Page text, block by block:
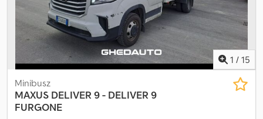
1 / 15
Minibusz
MAXUS DELIVER 9 - DELIVER 9
FURGONE